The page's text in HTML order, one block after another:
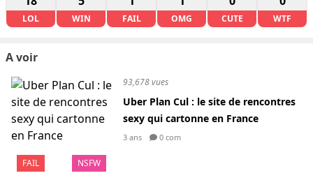
LOL WIN FAIL OMG CUTE WTF
A voir
FAIL NSFW
93,678 vues
Uber Plan Cul : le site de rencontres
sexy qui cartonne en France
3 ans 0 com